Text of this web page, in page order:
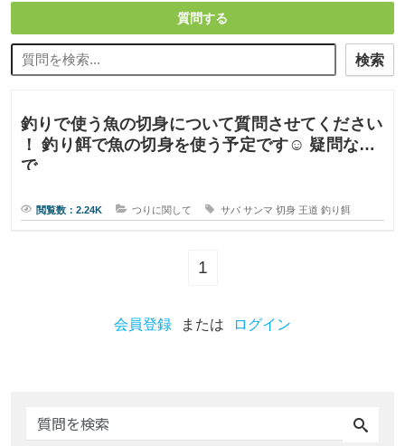
質問する
検索
釣りで使う魚の切身について質問させてください
！ 釣り餌で魚の切身を使う予定です☺︎ 疑問なの
で
閲覧数：2.24K つりに関して サバ サンマ 切身 王道 釣り餌
1
会員登録 または ログイン